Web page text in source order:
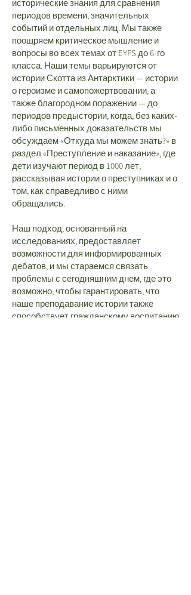
исторические знания для сравнения
периодов времени, значительных
событий и отдельных лиц. Мы также
поощряем критическое мышление и
вопросы во всех темах от EYFS до 6-го
класса. Наши темы варьируются от
истории Скотта из Антарктики — истории
о героизме и самопожертвовании, а
также благородном поражении — до
периодов предыстории, когда, без каких-
либо письменных доказательств мы
обсуждаем «Откуда мы можем знать?» в
раздел «Преступление и наказание», где
дети изучают период в 1000 лет,
рассказывая истории о преступниках и о
том, как справедливо с ними
обращались.
Наш подход, основанный на
исследованиях, предоставляет
возможности для информированных
дебатов, и мы стараемся связать
проблемы с сегодняшним днем, где это
возможно, чтобы гарантировать, что
наше преподавание истории также
способствует гражданскому воспитанию